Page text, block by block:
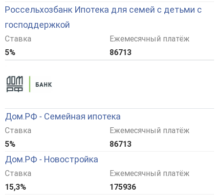
Россельхозбанк Ипотека для семей с детьми с
господдержкой
Ставка
5%
Ежемесячный платёж
86713
Дом.РФ - Семейная ипотека
Ставка
5%
Ежемесячный платёж
86713
Дом.РФ - Новостройка
Ставка
15,3%
Ежемесячный платёж
175936